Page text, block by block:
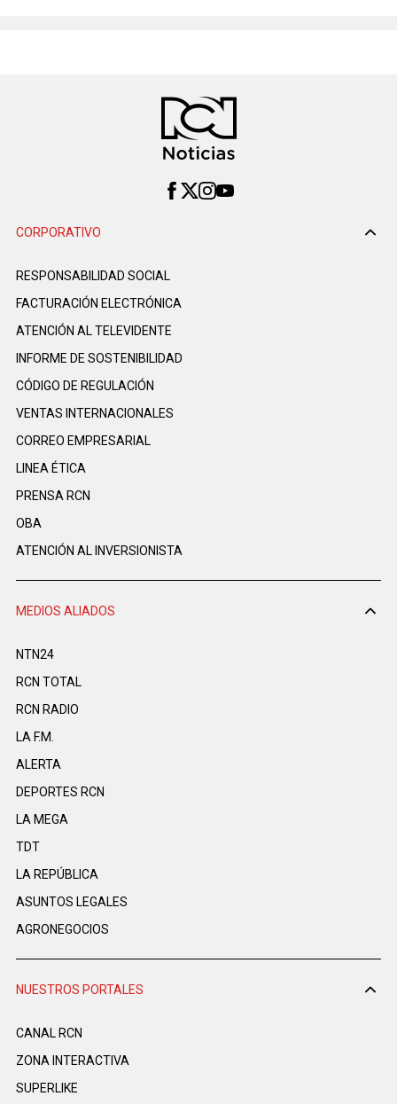
CORPORATIVO
RESPONSABILIDAD SOCIAL
FACTURACIÓN ELECTRÓNICA
ATENCIÓN AL TELEVIDENTE
INFORME DE SOSTENIBILIDAD
CÓDIGO DE REGULACIÓN
VENTAS INTERNACIONALES
CORREO EMPRESARIAL
LINEA ÉTICA
PRENSA RCN
OBA
ATENCIÓN AL INVERSIONISTA
MEDIOS ALIADOS
NTN24
RCN TOTAL
RCN RADIO
LA F.M.
ALERTA
DEPORTES RCN
LA MEGA
TDT
LA REPÚBLICA
ASUNTOS LEGALES
AGRONEGOCIOS
NUESTROS PORTALES
CANAL RCN
ZONA INTERACTIVA
SUPERLIKE